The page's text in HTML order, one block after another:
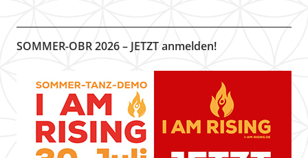
SOMMER-OBR 2026 – JETZT anmelden!